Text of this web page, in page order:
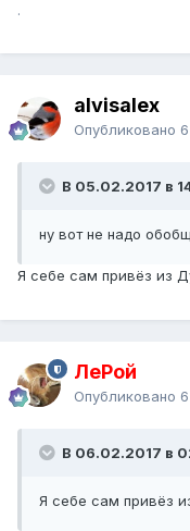
.
alvisalex
Опубликовано
В 05.02.2017 в
ну вот не надо
Я себе сам привёз из
ЛеРой
Опубликовано
В 06.02.2017 в
Я себе сам привёз